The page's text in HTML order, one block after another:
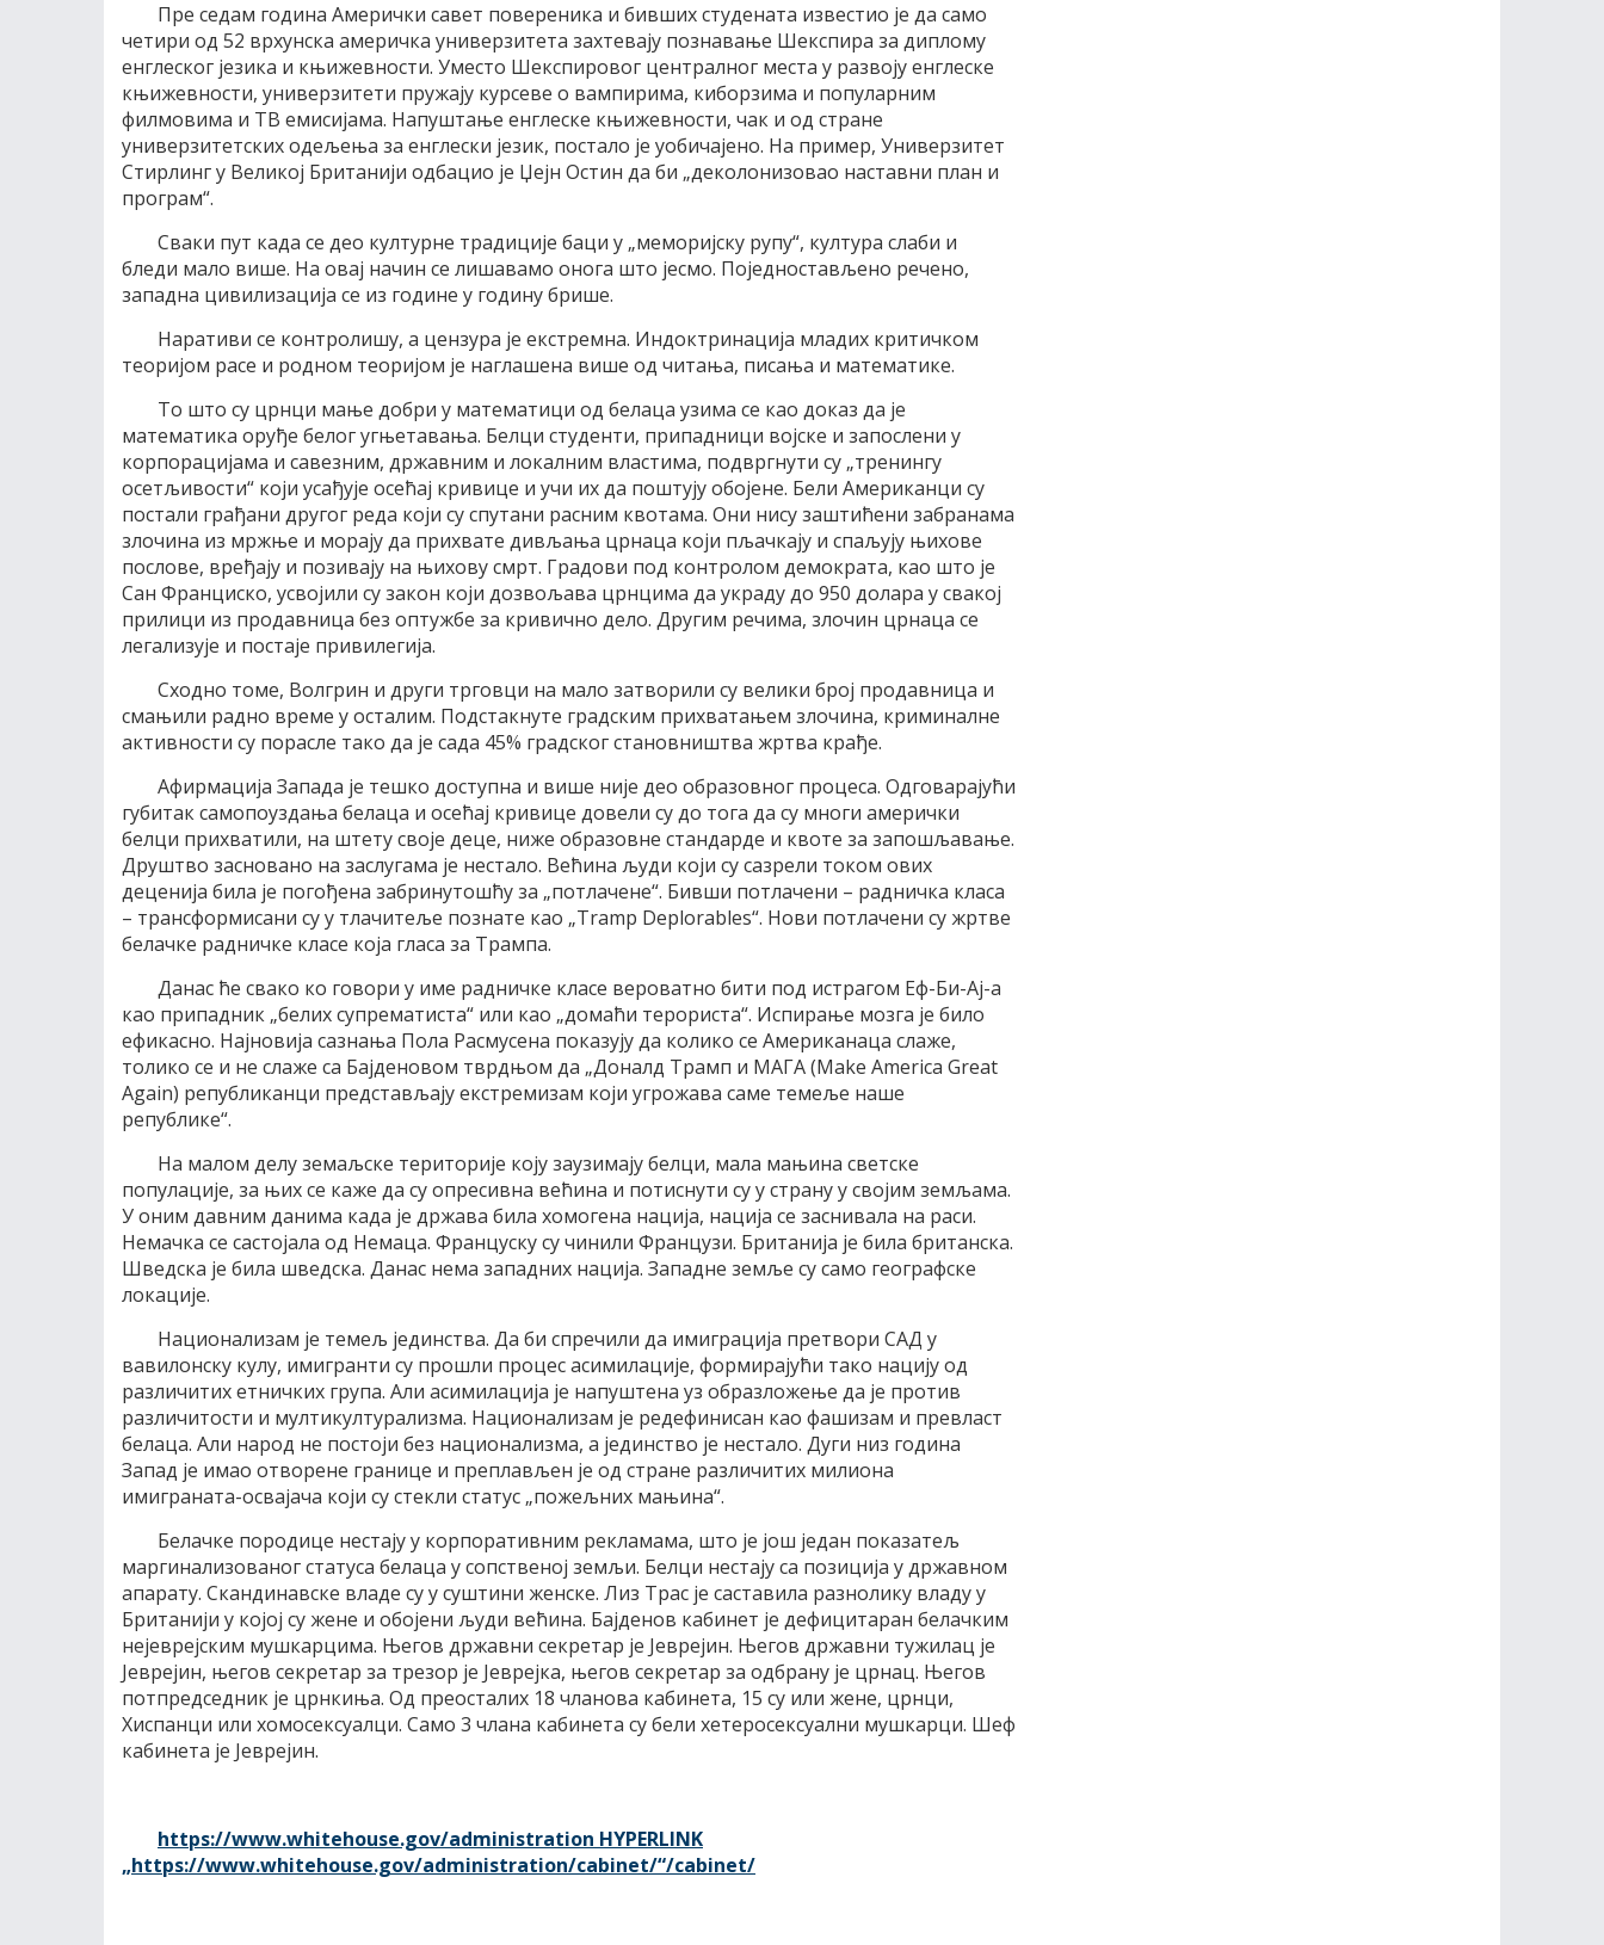
Пре седам година Амерички савет повереника и бивших студената известио је да само
четири од 52 врхунска америчка универзитета захтевају познавање Шекспира за диплому
енглеског језика и књижевности. Уместо Шекспировог централног места у развоју енглеске
књижевности, универзитети пружају курсеве о вампирима, киборзима и популарним
филмовима и ТВ емисијама. Напуштање енглеске књижевности, чак и од стране
универзитетских одељења за енглески језик, постало је уобичајено. На пример, Универзитет
Стирлинг у Великој Британији одбацио је Џејн Остин да би „деколонизовао наставни план и
програм“.
Сваки пут када се део културне традиције баци у „меморијску рупу“, култура слаби и
бледи мало више. На овај начин се лишавамо онога што јесмо. Поједностављено речено,
западна цивилизација се из године у годину брише.
Наративи се контролишу, а цензура је екстремна. Индоктринација младих критичком
теоријом расе и родном теоријом је наглашена више од читања, писања и математике.
То што су црнци мање добри у математици од белаца узима се као доказ да је
математика оруђе белог угњетавања. Белци студенти, припадници војске и запослени у
корпорацијама и савезним, државним и локалним властима, подвргнути су „тренингу
осетљивости“ који усађује осећај кривице и учи их да поштују обојене. Бели Американци су
постали грађани другог реда који су спутани расним квотама. Они нису заштићени забранама
злочина из мржње и морају да прихвате дивљања црнаца који пљачкају и спаљују њихове
послове, вређају и позивају на њихову смрт. Градови под контролом демократа, као што је
Сан Франциско, усвојили су закон који дозвољава црнцима да украду до 950 долара у свакој
прилици из продавница без оптужбе за кривично дело. Другим речима, злочин црнаца се
легализује и постаје привилегија.
Сходно томе, Вoлгрин и други трговци на мало затворили су велики број продавница и
смањили радно време у осталим. Подстакнуте градским прихватањем злочина, криминалне
активности су порасле тако да је сада 45% градског становништва жртва крађе.
Афирмација Запада је тешко доступна и више није део образовног процеса. Одговарајући
губитак самопоуздања белаца и осећај кривице довели су до тога да су многи амерички
белци прихватили, на штету своје деце, ниже образовне стандарде и квоте за запошљавање.
Друштво засновано на заслугама је нестало. Већина људи који су сазрели током ових
деценија била је погођена забринутошћу за „потлачене“. Бивши потлачени – радничка класа
– трансформисани су у тлачитеље познате као „Tramp Deplorables“. Нови потлачени су жртве
белачке радничке класе која гласа за Трампа.
Данас ће свако ко говори у име радничке класе вероватно бити под истрагом Еф-Би-Ај-а
као припадник „белих супрематиста“ или као „домаћи терориста“. Испирање мозга је било
ефикасно. Најновија сазнања Пола Расмусена показују да колико се Американаца слаже,
толико се и не слаже са Бајденовом тврдњом да „Доналд Трамп и МАГА (Make America Great
Again) републиканци представљају екстремизам који угрожава саме темеље наше
републике“.
На малом делу земаљске територије коју заузимају белци, мала мањина светске
популације, за њих се каже да су опресивна већина и потиснути су у страну у својим земљама.
У оним давним данима када је држава била хомогена нација, нација се заснивала на раси.
Немачка се састојала од Немаца. Француску су чинили Французи. Британија је била британска.
Шведска је била шведска. Данас нема западних нација. Западне земље су само географске
локације.
Национализам је темељ јединства. Да би спречили да имиграција претвори САД у
вавилонску кулу, имигранти су прошли процес асимилације, формирајући тако нацију од
различитих етничких група. Али асимилација је напуштена уз образложење да је против
различитости и мултикултурализма. Национализам је редефинисан као фашизам и превласт
белаца. Али народ не постоји без национализма, а јединство је нестало. Дуги низ година
Запад је имао отворене границе и преплављен je од стране различитих милиона
имиграната-освајача који су стекли статус „пожељних мањина“.
Белачке породице нестају у корпоративним рекламама, што је још један показатељ
маргинализованог статуса белаца у сопственој земљи. Белци нестају са позиција у државном
апарату. Скандинавске владе су у суштини женске. Лиз Трас је саставила разнолику владу у
Британији у којој су жене и обојени људи већина. Бајденов кабинет је дефицитаран белачким
нејеврејским мушкарцима. Његов државни секретар је Јеврејин. Његов државни тужилац је
Јеврејин, његов секретар за трезор је Јеврејка, његов секретар за одбрану је црнац. Његов
потпредседник је црнкиња. Од преосталих 18 чланова кабинета, 15 су или жене, црнци,
Хиспанци или хомосексуалци. Само 3 члана кабинета су бели хетеросексуални мушкарци. Шеф
кабинета је Јеврејин.
https://www.whitehouse.gov/administration HYPERLINK
„https://www.whitehouse.gov/administration/cabinet/“/cabinet/